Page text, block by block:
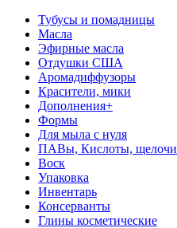
Тубусы и помадницы
Масла
Эфирные масла
Отдушки США
Аромадиффузоры
Красители, мики
Дополнения+
Формы
Для мыла с нуля
ПАВы, Кислоты, щелочи
Воск
Упаковка
Инвентарь
Консерванты
Глины косметические